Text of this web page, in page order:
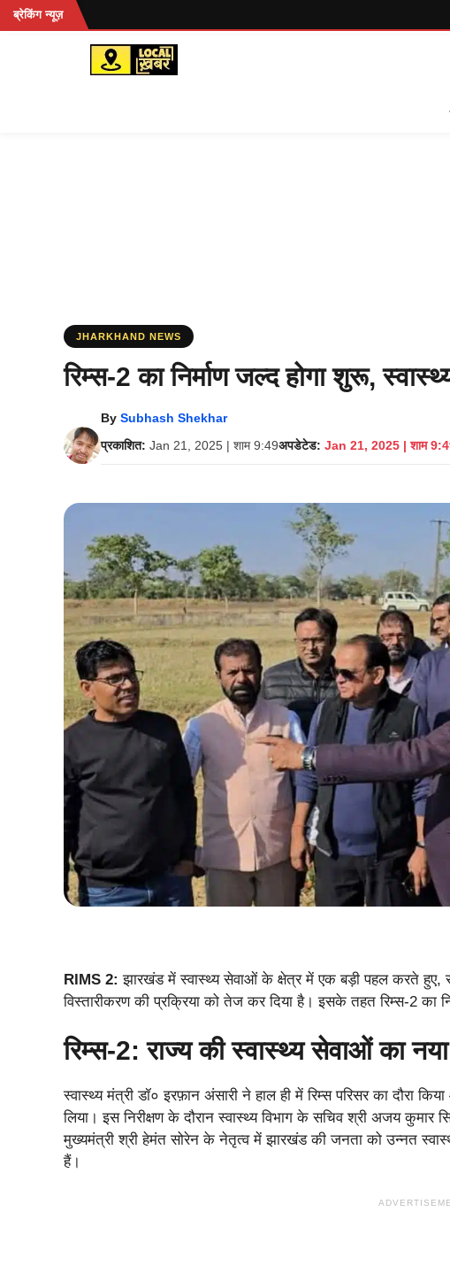
Skip
to
ब्रेकिंग न्यूज़
JHARKHAND NEWS
रिम्स-2 का निर्माण जल्द होगा शुरू,
By Subhash Shekhar
प्रकाशित: Jan 21, 2025 | शाम 9:49अपडेटेड: Jan 21, 2025 | शाम
RIMS 2:झारखंड में स्वास्थ्य सेवाओं के क्षेत्र में एक बड़ी पहल करते हुए,
विस्तारीकरण की प्रक्रिया को तेज कर दिया है। इसके तहत रिम्स-2 का
रिम्स-2: राज्य की स्वास्थ्य सेवाओं का
स्वास्थ्य मंत्री डॉ० इरफ़ान अंसारी ने हाल ही में रिम्स परिसर का दौरा
लिया। इस निरीक्षण के दौरान स्वास्थ्य विभाग के सचिव श्री अजय
मुख्यमंत्री श्री हेमंत सोरेन के नेतृत्व में झारखंड की जनता को उन्नत
हैं।